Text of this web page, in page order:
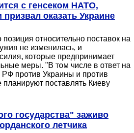
с генсеком НАТО,
оказать Украине
относительно поставок на
не изменилась, и
которые предпринимает
меры. "В том числе в ответ на
против Украины и против
поставлять Киеву
государства" заживо
летчика